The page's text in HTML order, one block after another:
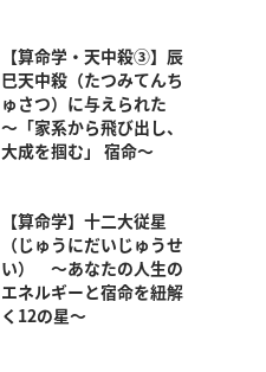
【算命学・天中殺③】辰
巳天中殺（たつみてんち
ゅさつ）に与えられた
～「家系から飛び出し、
大成を掴む」 宿命～
【算命学】十二大従星
（じゅうにだいじゅうせ
い） ～あなたの人生の
エネルギーと宿命を紐解
く12の星～